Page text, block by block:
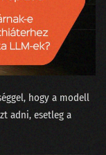
hogy a modell
adni, esetleg a